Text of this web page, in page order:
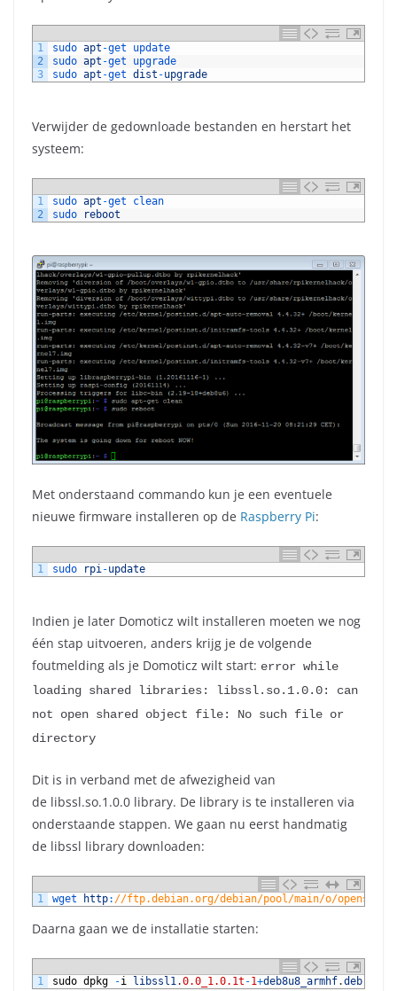
1
2
3
sudo apt -get update
sudo apt -get upgrade
sudo apt -get dist -upgrade
Verwijder de gedownloade bestanden en herstart het
systeem:
1
2
sudo apt -get clean
sudo
reboot
Met onderstaand commando kun je een eventuele
nieuwe firmware installeren op de Raspberry Pi:
1 sudo rpi-update
Indien je later Domoticz wilt installeren moeten we nog
één stap uitvoeren, anders krijg je de volgende
foutmelding als je Domoticz wilt start: error while
loading shared libraries: libssl. so. 1.0.0:
can
not
open shared object file: No such file or
directory
Dit is in verband met de afwezigheid van
de libssl.so.1.0.0 library. De library is te installeren via
onderstaande stappen. We gaan nu eerst handmatig
de libssl library downloaden:
1 wget http: //ftp.debian.org/debian/pool/main/o/openssl/
Daarna gaan we de installatie starten:
1 sudo dpkg -i libssl1.0.0_1.0.1t -1+deb8u8_armhf.deb